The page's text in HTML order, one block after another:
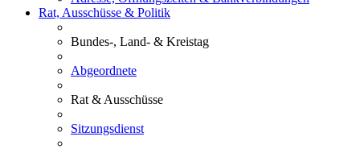
Rat, Ausschüsse & Politik
Bundes-, Land- & Kreistag
Abgeordnete
Rat & Ausschüsse
Sitzungsdienst